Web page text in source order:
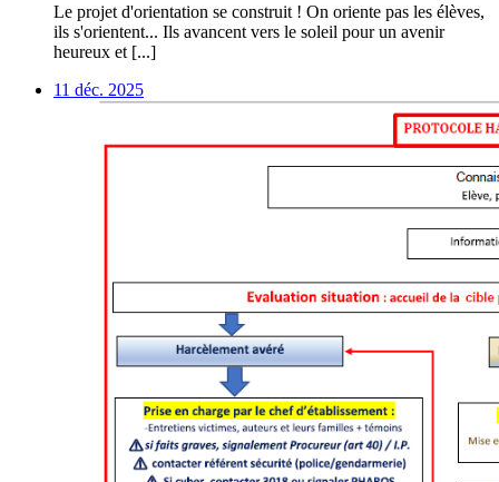
Le projet d'orientation se construit ! On oriente pas les élèves,
ils s'orientent... Ils avancent vers le soleil pour un avenir
heureux et [...]
11 déc. 2025